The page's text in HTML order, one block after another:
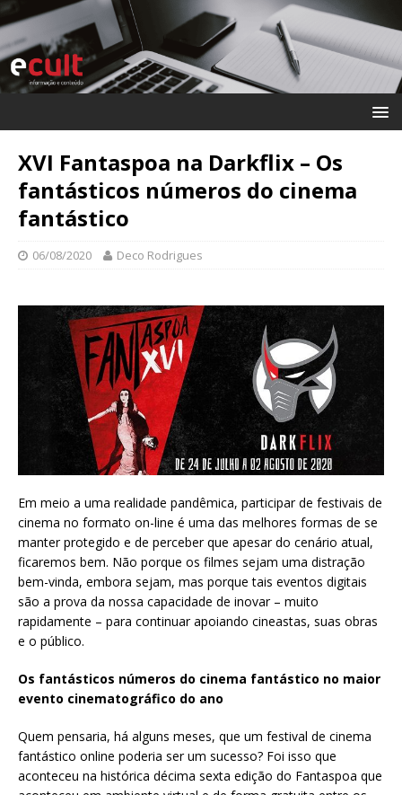
XVI Fantaspoa na Darkflix – Os
fantásticos números do cinema
fantástico
06/08/2020 Deco Rodrigues
Em meio a uma realidade pandêmica, participar de festivais de
cinema no formato on-line é uma das melhores formas de se
manter protegido e de perceber que apesar do cenário atual,
ficaremos bem. Não porque os filmes sejam uma distração
bem-vinda, embora sejam, mas porque tais eventos digitais
são a prova da nossa capacidade de inovar – muito
rapidamente – para continuar apoiando cineastas, suas obras
e o público.
Os fantásticos números do cinema fantástico no maior
evento cinematográfico do ano
Quem pensaria, há alguns meses, que um festival de cinema
fantástico online poderia ser um sucesso? Foi isso que
aconteceu na histórica décima sexta edição do Fantaspoa que